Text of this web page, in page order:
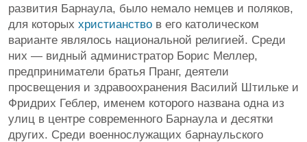
развития Барнаула, было немало немцев и поляков,
для которых христианство в его католическом
варианте являлось национальной религией. Среди
них — видный администратор Борис Меллер,
предприниматели братья Пранг, деятели
просвещения и здравоохранения Василий Штильке и
Фридрих Геблер, именем которого названа одна из
улиц в центре современного Барнаула и десятки
других. Среди военнослужащих барнаульского